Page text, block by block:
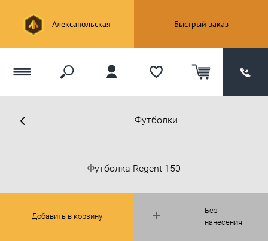
Алексапольская Быстрый заказ
Футболки
Без
нанесения
Футболка Regent 150
Добавить в корзину